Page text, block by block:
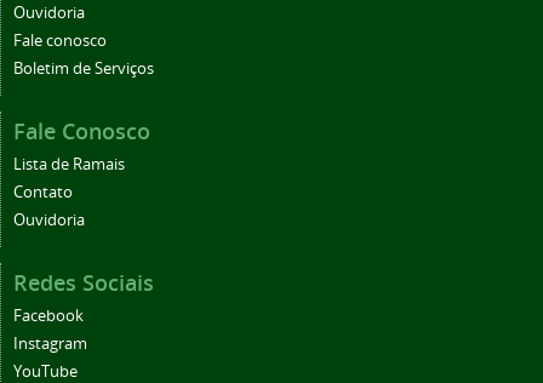
Ouvidoria
Fale conosco
Boletim de Serviços
Fale Conosco
Lista de Ramais
Contato
Ouvidoria
Redes Sociais
Facebook
Instagram
YouTube